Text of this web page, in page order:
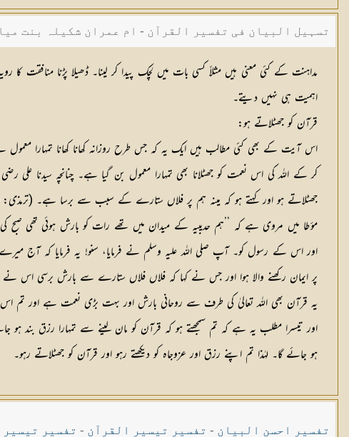
تسہیل البیان فی تفسیر القرآن - ام عمران شکیلہ بنت
مداہنت کے کئی معنی ہیں مثلاً کسی بات میں لچک پیدا کر لینا۔ ڈھیلا پڑنا منافقت کا
اہمیت ہی نہیں دیتے۔
قرآن کو جھٹلاتے ہو:
اس آیت کے بھی کئی مطالب ہیں ایک یہ کہ جس طرح روزانہ کھانا کھانا تمہارا معمول
کر کے اللہ کی اس نعمت کو جھٹلانا بھی تمہارا معمول بن گیا ہے۔ چنانچہ سیدنا
جھٹلاتے ہو اور کہتے ہو کہ مینہ ہم پر فلاں ستارے کے سبب سے برسا ہے۔ (ترمذی: ۳۲۹۵)
مؤطا میں مروی ہے کہ ’’ہم حدیبیہ کے میدان میں تھے رات کو بارش ہوئی تھی صبح
اور اس کے رسول کو۔ آپ صلی اللہ علیہ وسلم نے فرمایا، سنو! یہ فرمایا کہ
پر ایمان رکھنے والا ہوا اور جس نے کہا کہ فلاں فلاں ستارے سے بارش برسی اس نے میرے ساتھ کفر
یہ قرآن بھی اللہ تعالیٰ کی طرف سے روحانی بارش اور بہت بڑی نعمت ہے اور تم
اور تیسرا مطلب یہ ہے کہ تم سمجھتے ہو کہ قرآن کو مان لینے سے تمہارا رزق بند ہو
ہو جائے گا۔ لہٰذا تم اپنے رزق اور عزوجاہ کو دیکھتے رہو اور قرآن کو جھٹلاتے رہو۔
تفسیر احسن البیان - تفسیر تیسیر القرآن - تفسیر